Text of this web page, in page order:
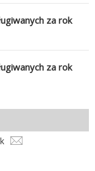
za rok
za rok